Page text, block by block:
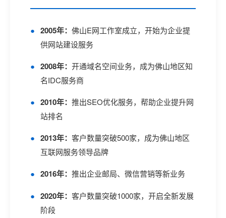
2005年： 佛山E网工作室成立，开始为企业提
供网站建设服务
2008年： 开通域名空间业务，成为佛山地区知
名IDC服务商
2010年： 推出SEO优化服务，帮助企业提升网
站排名
2013年： 客户数量突破500家，成为佛山地区
互联网服务领导品牌
2016年： 推出企业邮局、微信营销等新业务
2020年： 客户数量突破1000家，开启全新发展
阶段